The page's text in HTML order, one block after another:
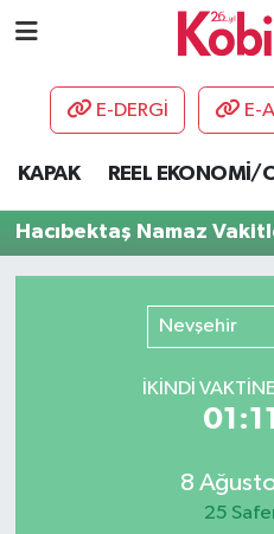
E-DERGİ E-
KAPAK REEL EKONOMİ/
Hacıbektaş Namaz
Nevşehir
İKINDI
8
25
AKADEMİ
DESTEK-TEŞVİK
HABERLER